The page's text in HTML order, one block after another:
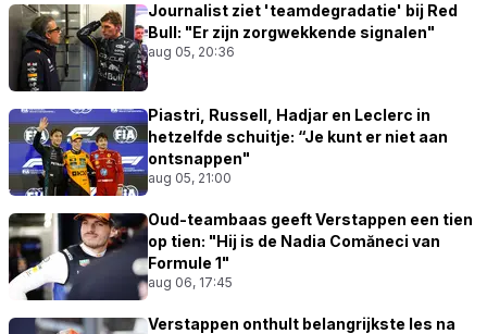
Journalist ziet 'teamdegradatie' bij Red
Bull: "Er zijn zorgwekkende signalen"
aug 05, 20:36
Piastri, Russell, Hadjar en Leclerc in
hetzelfde schuitje: “Je kunt er niet aan
ontsnappen"
aug 05, 21:00
Oud-teambaas geeft Verstappen een tien
op tien: "Hij is de Nadia Comăneci van
Formule 1"
aug 06, 17:45
Verstappen onthult belangrijkste les na